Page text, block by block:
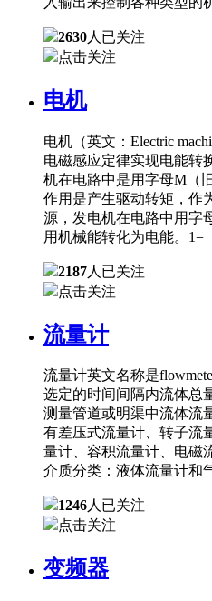
2630人已关注
点击关注
电机
电机（英文：Electric
电磁感应定律实现电能转
机在电路中是用字母M（
作用是产生驱动转矩，作
源，发电机在电路中用字
用机械能转化为电能。1=
2187人已关注
点击关注
流量计
流量计英文名称是
选定的时间间隔内流体总
测量管道或明渠中流体流
有差压式流量计、转子流
量计、容积流量计、电磁
介质分类：液体流量计和
1246人已关注
点击关注
变频器